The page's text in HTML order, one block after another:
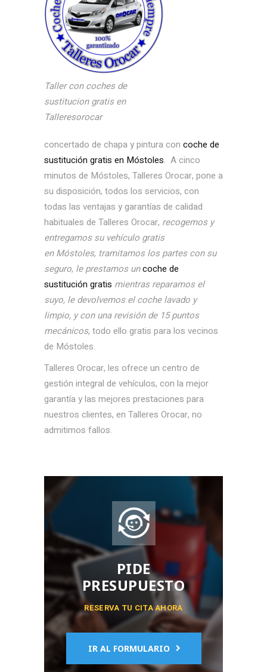
Taller con coches de
sustitucion gratis en
Talleresorocar
concertado de chapa y pintura con coche de
sustitución gratis en Móstoles. A cinco
minutos de Móstoles, Talleres Orocar, pone a
su disposición, todos los servicios, con
todas las ventajas y garantías de calidad
habituales de Talleres Orocar, recogemos y
entregamos su vehículo gratis
en Móstoles, tramitamos los partes con su
seguro, le prestamos uncoche de
sustitución gratis mientras reparamos el
suyo, le devolvemos el coche lavado y
limpio, y con una revisión de 15 puntos
mecánicos, todo ello gratis para los vecinos
de Móstoles.
Talleres Orocar, les ofrece un centro de
gestión integral de vehículos, con la mejor
garantía y las mejores prestaciones para
nuestros clientes, en Talleres Orocar, no
admitimos fallos.
PIDE
PRESUPUESTO
RESERVA TU CITA AHORA
IR AL FORMULARIO